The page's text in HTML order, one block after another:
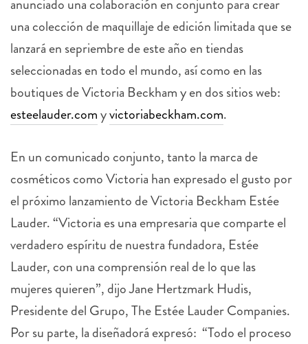
anunciado una colaboración en conjunto para crear
una colección de maquillaje de edición limitada que se
lanzará en sepriembre de este año en tiendas
seleccionadas en todo el mundo, así como en las
boutiques de Victoria Beckham y en dos sitios web:
esteelauder.comyvictoriabeckham.com.
En un comunicado conjunto, tanto la marca de
cosméticos como Victoria han expresado el gusto por
el próximo lanzamiento de Victoria Beckham Estée
Lauder. “Victoria es una empresaria que comparte el
verdadero espíritu de nuestra fundadora, Estée
Lauder, con una comprensión real de lo que las
mujeres quieren”, dijo Jane Hertzmark Hudis,
Presidente del Grupo, The Estée Lauder Companies.
Por su parte, la diseñadorá expresó: “Todo el proceso